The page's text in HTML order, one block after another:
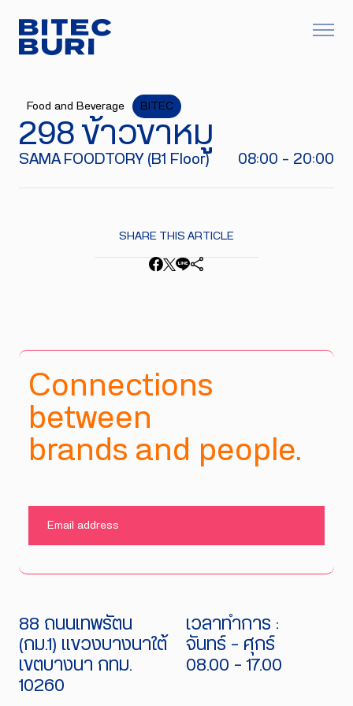
Food and Beverage BITEC
298 ข้าวขาหมู
SAMA FOODTORY (B1 Floor) 08:00 - 20:00
SHARE THIS ARTICLE
Connections
between
brands and people.
88 ถนนเทพรัตน
(กม.1) แขวงบางนาใต้
เขตบางนา กทม.
10260
เวลาทำการ :
จันทร์ - ศุกร์
08.00 - 17.00